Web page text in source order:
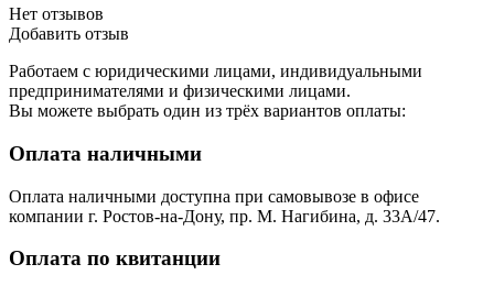
Нет отзывов
Добавить отзыв
Работаем с юридическими лицами, индивидуальными
предпринимателями и физическими лицами.
Вы можете выбрать один из трёх вариантов оплаты:
Оплата наличными
Оплата наличными доступна при самовывозе в офисе
компании г. Ростов-на-Дону, пр. М. Нагибина, д. 33А/47.
Оплата по квитанции